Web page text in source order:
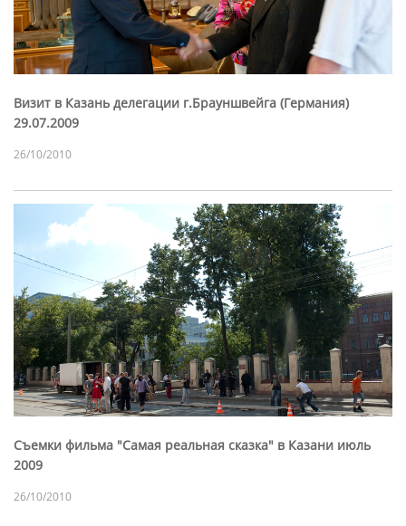
Визит в Казань делегации г.Брауншвейга (Германия)
29.07.2009
26/10/2010
Съемки фильма "Самая реальная сказка" в Казани июль
2009
26/10/2010